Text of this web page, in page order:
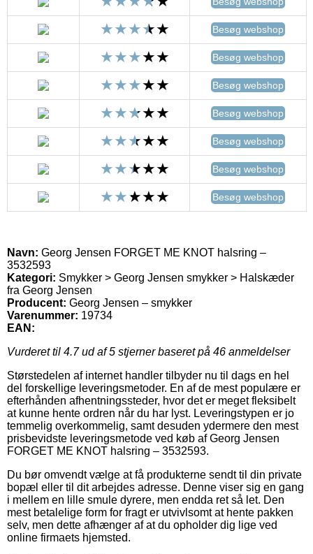
Besøg webshop
Besøg webshop
Besøg webshop
Besøg webshop
Besøg webshop
Besøg webshop
Besøg webshop
Navn: Georg Jensen FORGET ME KNOT halsring –
3532593
Kategori: Smykker > Georg Jensen smykker > Halskæder
fra Georg Jensen
Producent: Georg Jensen – smykker
Varenummer: 19734
EAN:
Vurderet til 4.7ud af 5 stjerner baseret på 46 anmeldelser
Størstedelen af internet handler tilbyder nu til dags en hel
del forskellige leveringsmetoder. En af de mest populære er
efterhånden afhentningssteder, hvor det er meget fleksibelt
at kunne hente ordren når du har lyst. Leveringstypen er jo
temmelig overkommelig, samt desuden ydermere den mest
prisbevidste leveringsmetode ved køb af Georg Jensen
FORGET ME KNOT halsring – 3532593.
Du bør omvendt vælge at få produkterne sendt til din private
bopæl eller til dit arbejdes adresse. Denne viser sig en gang
i mellem en lille smule dyrere, men endda ret så let. Den
mest betalelige form for fragt er utvivlsomt at hente pakken
selv, men dette afhænger af at du opholder dig lige ved
online firmaets hjemsted.